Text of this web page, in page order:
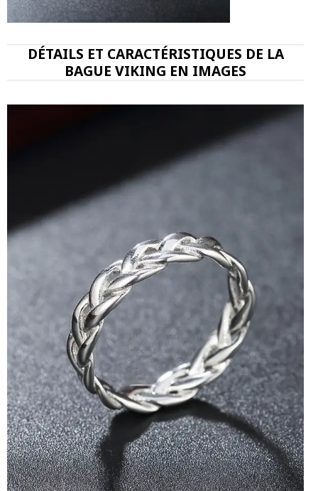
DÉTAILS ET CARACTÉRISTIQUES DE LA
BAGUE VIKING EN IMAGES